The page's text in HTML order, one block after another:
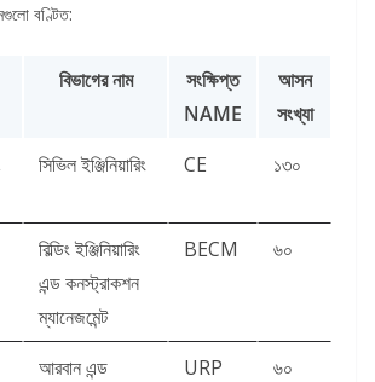
বণ্টিত:
বিভাগের নাম
সংক্ষিপ্ত
NAME
আসন
সংখ্যা
সিভিল ইঞ্জিনিয়ারিং CE ১৩০
বিল্ডিং ইঞ্জিনিয়ারিং
এন্ড কনস্ট্রাকশন
ম্যানেজমেন্ট
BECM ৬০
আরবান এন্ড
URP ৬০